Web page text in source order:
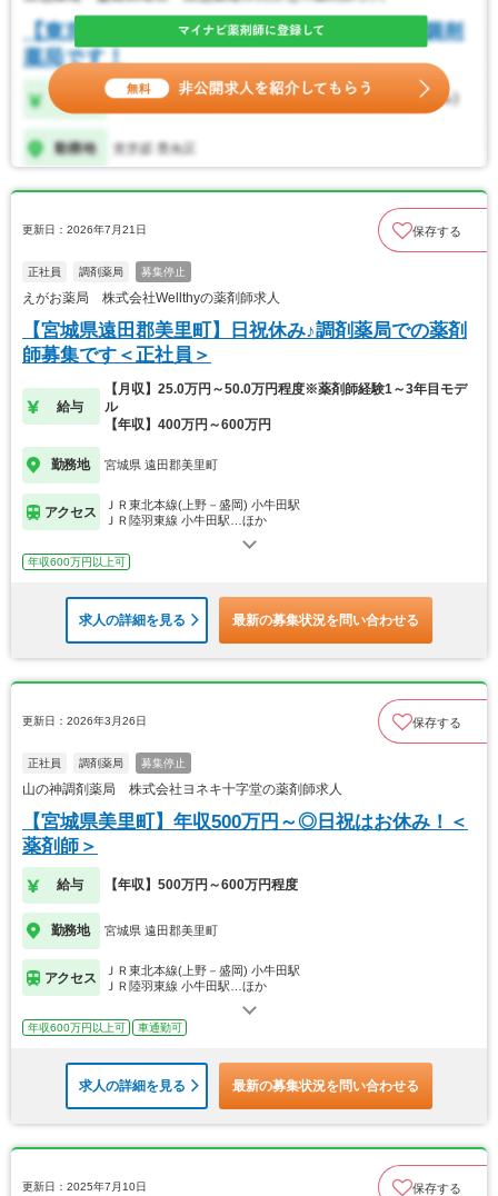
更新日：2026年7月21日 保存する
正社員 調剤薬局 募集停止
えがお薬局 株式会社Wellthyの薬剤師求人
【宮城県遠田郡美里町】日祝休み♪調剤薬局での薬剤
師募集です＜正社員＞
給与
【月収】25.0万円～50.0万円程度※薬剤師経験1～3年目モデ
ル
【年収】400万円～600万円
勤務地 宮城県 遠田郡美里町
アクセス
ＪＲ東北本線(上野－盛岡) 小牛田駅
ＪＲ陸羽東線 小牛田駅…ほか
年収600万円以上可
求人の詳細を見る 最新の募集状況を問い合わせる
更新日：2026年3月26日 保存する
正社員 調剤薬局 募集停止
山の神調剤薬局 株式会社ヨネキ十字堂の薬剤師求人
【宮城県美里町】年収500万円～◎日祝はお休み！＜
薬剤師＞
給与 【年収】500万円～600万円程度
勤務地 宮城県 遠田郡美里町
アクセス
ＪＲ東北本線(上野－盛岡) 小牛田駅
ＪＲ陸羽東線 小牛田駅…ほか
年収600万円以上可 車通勤可
求人の詳細を見る 最新の募集状況を問い合わせる
更新日：2025年7月10日 保存する